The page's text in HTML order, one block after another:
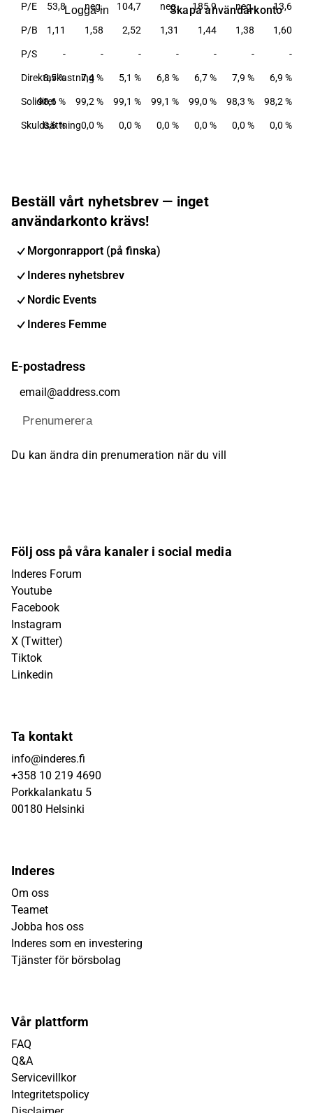
P/E 53,8 neg. 104,7 neg. 185,9 neg. 13,6
P/B 1,11 1,58 2,52 1,31 1,44 1,38 1,60
P/S - - - - - - -
Direktavkastning
8,5 % 7,4 % 5,1 % 6,8 % 6,7 % 7,9 % 6,9 %
Soliditet
98,6 % 99,2 % 99,1 % 99,1 % 99,0 % 98,3 % 98,2 %
Skuldsättning
0,6 % 0,0 % 0,0 % 0,0 % 0,0 % 0,0 % 0,0 %
Logga in Skapa användarkonto
Beställ vårt nyhetsbrev — inget
användarkonto krävs!
Morgonrapport (på finska)
Inderes nyhetsbrev
Nordic Events
Inderes Femme
E-postadress
Prenumerera
Du kan ändra din prenumeration när du vill
Följ oss på våra kanaler i social media
Inderes Forum
Youtube
Facebook
Instagram
X (Twitter)
Tiktok
Linkedin
Ta kontakt
info@inderes.fi
+358 10 219 4690
Porkkalankatu 5
00180 Helsinki
Inderes
Om oss
Teamet
Jobba hos oss
Inderes som en investering
Tjänster för börsbolag
Vår plattform
FAQ
Q&A
Servicevillkor
Integritetspolicy